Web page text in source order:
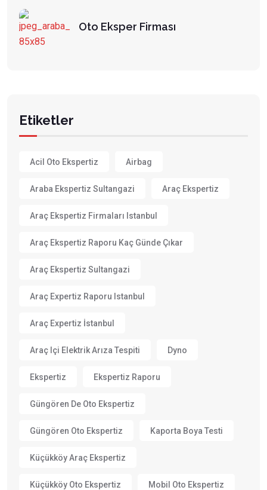
Oto Eksper Firması
Etiketler
Acil Oto Ekspertiz Airbag
Araba Ekspertiz Sultangazi Araç Ekspertiz
Araç Ekspertiz Firmaları Istanbul
Araç Ekspertiz Raporu Kaç Günde Çıkar
Araç Ekspertiz Sultangazi
Araç Expertiz Raporu Istanbul
Araç Expertiz İstanbul
Araç Içi Elektrik Arıza Tespiti Dyno
Ekspertiz Ekspertiz Raporu
Güngören De Oto Ekspertiz
Güngören Oto Ekspertiz Kaporta Boya Testi
Küçükköy Araç Ekspertiz
Küçükköy Oto Ekspertiz Mobil Oto Ekspertiz